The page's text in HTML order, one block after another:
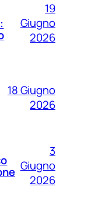
19
Giugno
2026
18 Giugno
2026
3
Giugno
2026